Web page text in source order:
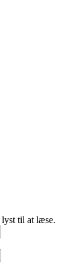
til at læse.